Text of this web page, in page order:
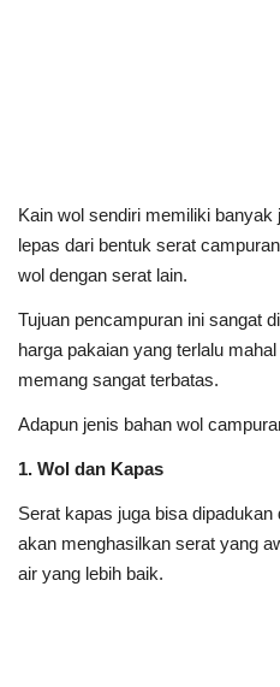
Kain wol sendiri memiliki
lepas dari bentuk serat
wol dengan serat lain.
Tujuan pencampuran ini sangat
harga pakaian yang terlalu
memang sangat terbatas.
Adapun jenis bahan wol
1. Wol dan Kapas
Serat kapas juga bisa
akan menghasilkan serat yang
air yang lebih baik.